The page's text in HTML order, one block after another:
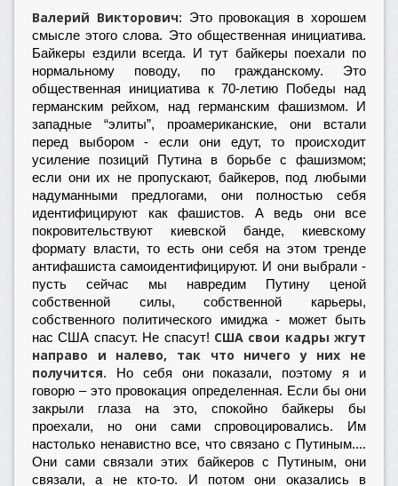
Валерий Викторович: Это провокация в хорошем
смысле этого слова. Это общественная инициатива.
Байкеры ездили всегда. И тут байкеры поехали по
нормальному поводу, по гражданскому. Это
общественная инициатива к 70-летию Победы над
германским рейхом, над германским фашизмом. И
западные “элиты”, проамериканские, они встали
перед выбором - если они едут, то происходит
усиление позиций Путина в борьбе с фашизмом;
если они их не пропускают, байкеров, под любыми
надуманными предлогами, они полностью себя
идентифицируют как фашистов. А ведь они все
покровительствуют киевской банде, киевскому
формату власти, то есть они себя на этом тренде
антифашиста самоидентифицируют. И они выбрали -
пусть сейчас мы навредим Путину ценой
собственной силы, собственной карьеры,
собственного политического имиджа - может быть
нас США спасут. Не спасут! США свои кадры жгут
направо и налево, так что ничего у них не
получится. Но себя они показали, поэтому я и
говорю – это провокация определенная. Если бы они
закрыли глаза на это, спокойно байкеры бы
проехали, но они сами спровоцировались. Им
настолько ненавистно все, что связано с Путиным....
Они сами связали этих байкеров с Путиным, они
связали, а не кто-то. И потом они оказались в